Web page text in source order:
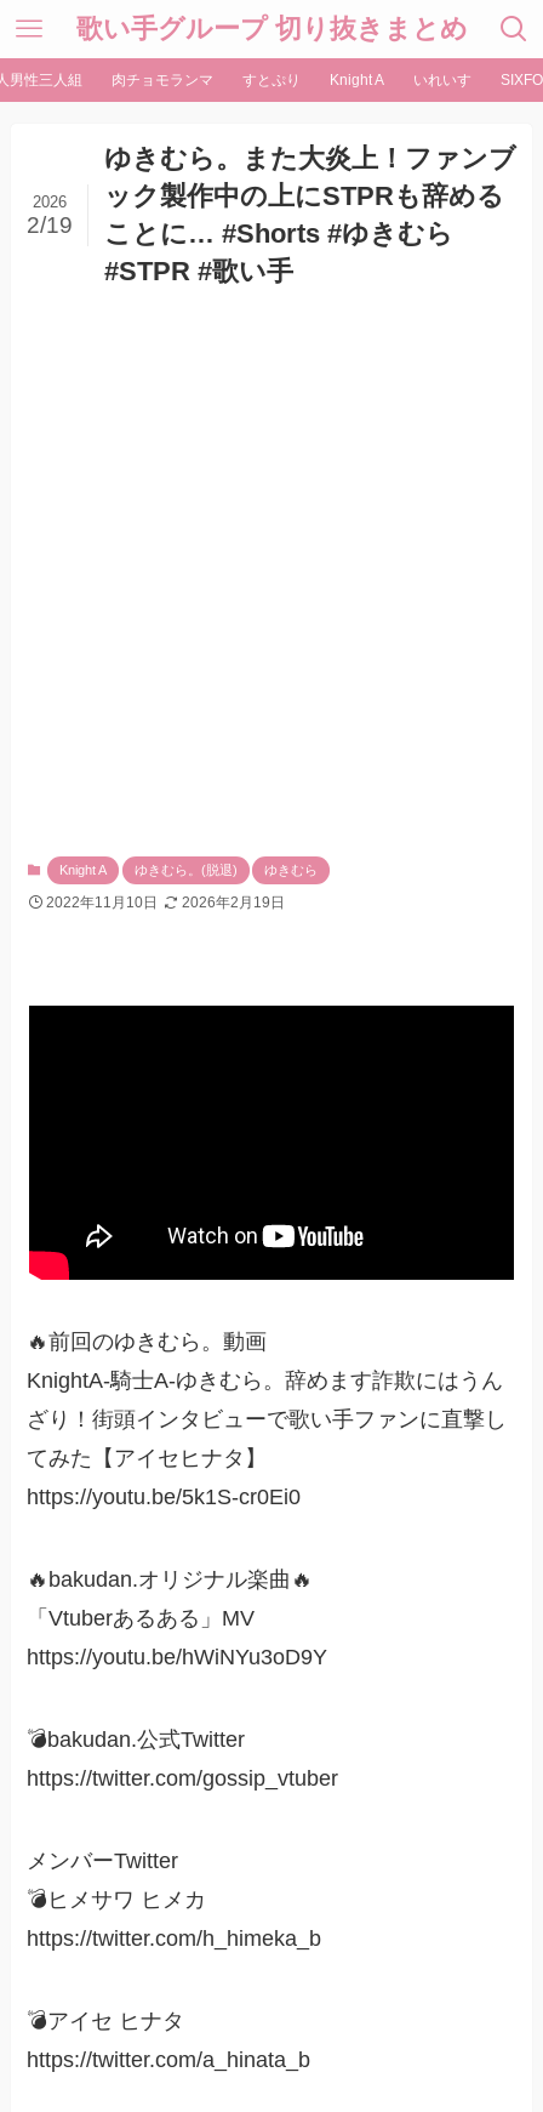
歌い手グループ 切り抜きまとめ
男性三人組 肉チョモランマ すとぷり Knight A いれいす
ゆきむら。また大炎上！ファンブ
ック製作中の上にSTPRも辞める
ことに… #Shorts #ゆきむら
#STPR #歌い手
2026
2/19
Knight A ゆきむら。(脱退) ゆきむら
2022年11月10日 2026年2月19日
🔥前回のゆきむら。動画
KnightA-騎士A-ゆきむら。辞めます詐欺にはうん
ざり！街頭インタビューで歌い手ファンに直撃し
てみた【アイセヒナタ】
https://youtu.be/5k1S-cr0Ei0
🔥bakudan.オリジナル楽曲🔥
「Vtuberあるある」MV
https://youtu.be/hWiNYu3oD9Y
💣bakudan.公式Twitter
https://twitter.com/gossip_vtuber
メンバーTwitter
💣ヒメサワ ヒメカ
https://twitter.com/h_himeka_b
💣アイセ ヒナタ
https://twitter.com/a_hinata_b